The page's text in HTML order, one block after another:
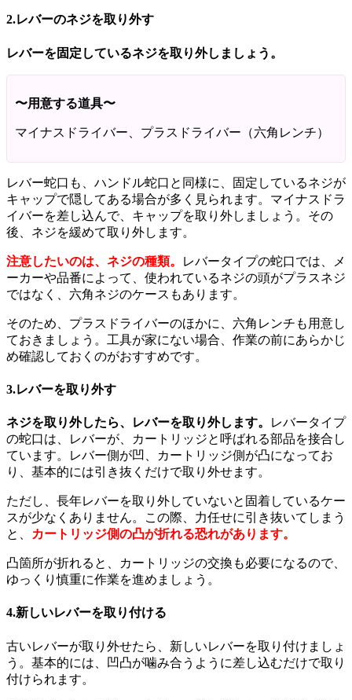
2.レバーのネジを取り外す
レバーを固定しているネジを取り外しましょう。
〜用意する道具〜
マイナスドライバー、プラスドライバー（六角レンチ）
レバー蛇口も、ハンドル蛇口と同様に、固定しているネジが
キャップで隠してある場合が多く見られます。マイナスドラ
イバーを差し込んで、キャップを取り外しましょう。その
後、ネジを緩めて取り外します。
注意したいのは、ネジの種類。
レバータイプの蛇口では、メ
ーカーや品番によって、使われているネジの頭がプラスネジ
ではなく、六角ネジのケースもあります。
そのため、プラスドライバーのほかに、六角レンチも用意し
ておきましょう。工具が家にない場合、作業の前にあらかじ
め確認しておくのがおすすめです。
3.レバーを取り外す
ネジを取り外したら、レバーを取り外します。
レバータイプ
の蛇口は、レバーが、カートリッジと呼ばれる部品を接合し
ています。レバー側が凹、カートリッジ側が凸になってお
り、基本的には引き抜くだけで取り外せます。
ただし、長年レバーを取り外していないと固着しているケー
スが少なくありません。この際、力任せに引き抜いてしまう
と、
カートリッジ側の凸が折れる恐れがあります。
凸箇所が折れると、カートリッジの交換も必要になるので、
ゆっくり慎重に作業を進めましょう。
4.新しいレバーを取り付ける
古いレバーが取り外せたら、新しいレバーを取り付けましょ
う。基本的には、凹凸が噛み合うように差し込むだけで取り
付けられます。